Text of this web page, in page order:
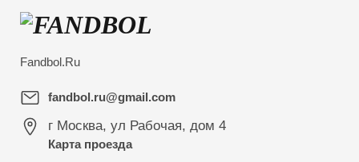
Fandbol.Ru
fandbol.ru@gmail.com
г Москва, ул Рабочая, дом 4
Карта проезда